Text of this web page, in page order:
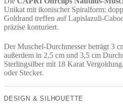
Unikat mit ikonischer Spiralform:
Goldrand treffen auf Lapislazuli-
präzise konturiert.
Der Muschel-Durchmesser beträgt 3
außerdem in 2,5 cm und 3,5 cm
Sterlingsilber mit 18 Karat
oder Stecker.
DESIGN & SILHOUETTE